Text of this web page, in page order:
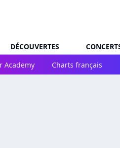
DÉCOUVERTES
Academy Charts français